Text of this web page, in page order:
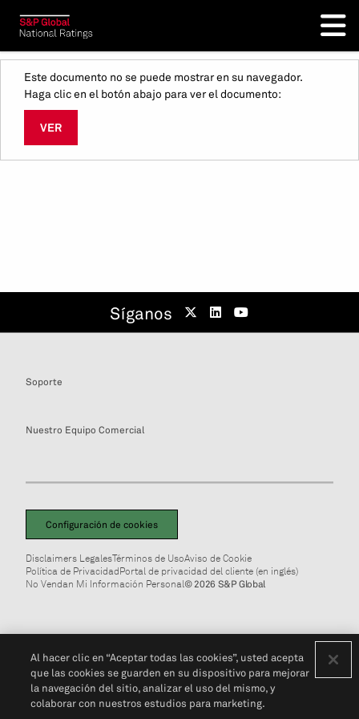
Este documento no se puede mostrar en su navegador.
Haga clic en el botón abajo para ver el documento:
VER
Síganos
Soporte
Nuestro Equipo Comercial
Configuración de cookies
Disclaimers LegalesTérminos de UsoAviso de Cookie
Política de PrivacidadPortal de privacidad del cliente (en inglés)
No Vendan Mi Información Personal© 2026 S&P Global
Al hacer clic en “Aceptar todas las cookies”, usted acepta
que las cookies se guarden en su dispositivo para mejorar
la navegación del sitio, analizar el uso del mismo, y
colaborar con nuestros estudios para marketing.